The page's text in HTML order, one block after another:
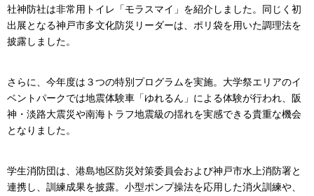
社神防社は非常用トイレ「モラスマイ」を紹介しました。同じく初
出展となる神戸市多文化防災リーダーは、ポリ袋を用いた調理法を
披露しました。
さらに、今年度は３つの特別プログラムを実施。大学祭エリアのイ
ベントパークでは地震体験車「ゆれるん」による体験が行われ、阪
神・淡路大震災や南海トラフ地震級の揺れを実感できる貴重な機会
となりました。
学生消防団は、港島地区防災対策委員会および神戸市水上消防署と
連携し、訓練成果を披露。小型ポンプ操法を応用した消火訓練や、